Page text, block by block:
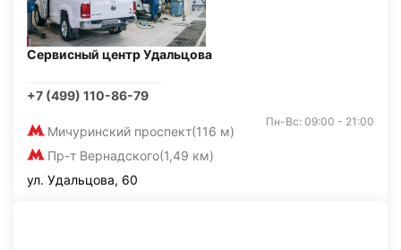
Сервисный центр Удальцова
+7 (499) 110-86-79
Мичуринский проспект(116 м)
Пр-т Вернадского(1,49 км)
Пн-Вс: 09:00 - 21:00
ул. Удальцова, 60